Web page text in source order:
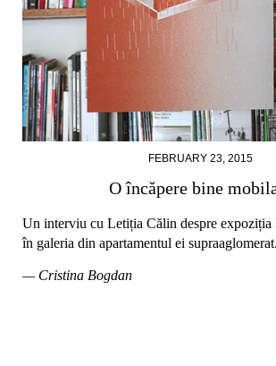
FEBRUARY 23, 2015
O încăpere bine
Un interviu cu Letiția Călin despre expoziția
în galeria din apartamentul ei supraaglomerat.
— Cristina Bogdan